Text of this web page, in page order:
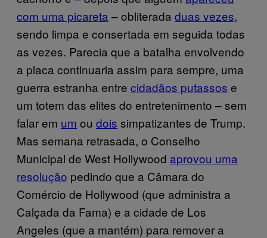
com uma picareta – obliterada duas vezes,
sendo limpa e consertada em seguida todas
as vezes. Parecia que a batalha envolvendo
a placa continuaria assim para sempre, uma
guerra estranha entre cidadãos putassos e
um totem das elites do entretenimento – sem
falar em um ou dois simpatizantes de Trump.
Mas semana retrasada, o Conselho
Municipal de West Hollywood aprovou uma
resolução pedindo que a Câmara do
Comércio de Hollywood (que administra a
Calçada da Fama) e a cidade de Los
Angeles (que a mantém) para remover a